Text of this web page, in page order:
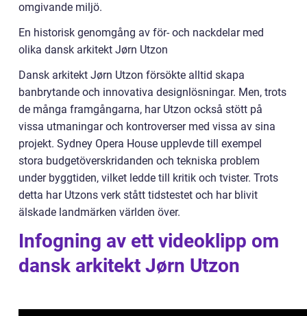
omgivande miljö.
En historisk genomgång av för- och nackdelar med
olika dansk arkitekt Jørn Utzon
Dansk arkitekt Jørn Utzon försökte alltid skapa
banbrytande och innovativa designlösningar. Men, trots
de många framgångarna, har Utzon också stött på
vissa utmaningar och kontroverser med vissa av sina
projekt. Sydney Opera House upplevde till exempel
stora budgetöverskridanden och tekniska problem
under byggtiden, vilket ledde till kritik och tvister. Trots
detta har Utzons verk stått tidstestet och har blivit
älskade landmärken världen över.
Infogning av ett videoklipp om
dansk arkitekt Jørn Utzon